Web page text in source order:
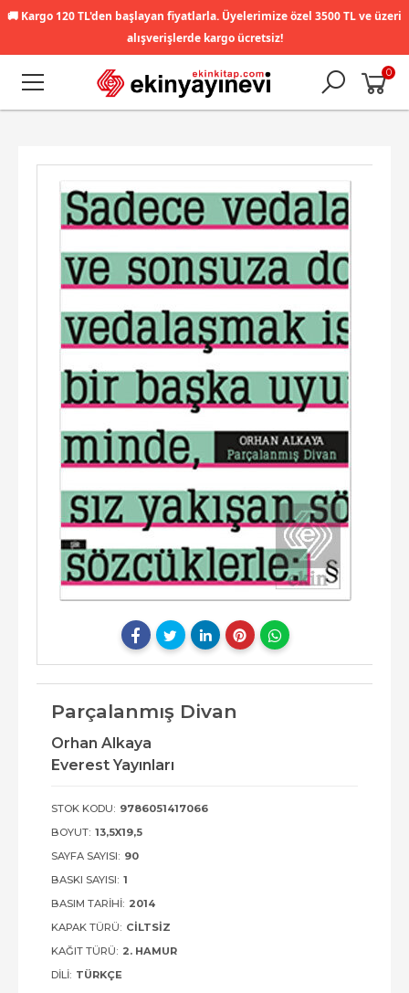
🚚 Kargo 120 TL'den başlayan fiyatlarla. Üyelerimize özel 3500 TL ve üzeri
alışverişlerde kargo ücretsiz!
0
Parçalanmış Divan
Orhan Alkaya
Everest Yayınları
STOK KODU: 9786051417066
BOYUT: 13,5X19,5
SAYFA SAYISI: 90
BASKI SAYISI: 1
BASIM TARIHI: 2014
KAPAK TÜRÜ: CILTSIZ
KAĞIT TÜRÜ: 2. HAMUR
DILI: TÜRKÇE